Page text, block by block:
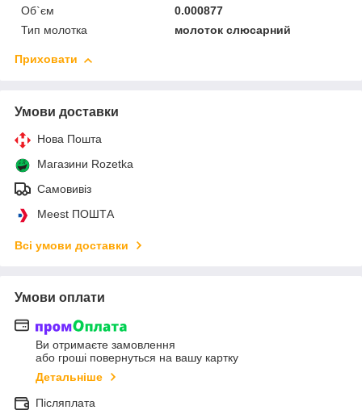
Об`єм
0.000877
Тип молотка
молоток слюсарний
Приховати
Умови доставки
Нова Пошта
Магазини Rozetka
Самовивіз
Meest ПОШТА
Всі умови доставки
Умови оплати
Ви отримаєте замовлення
або гроші повернуться на вашу картку
Детальніше
Післяплата